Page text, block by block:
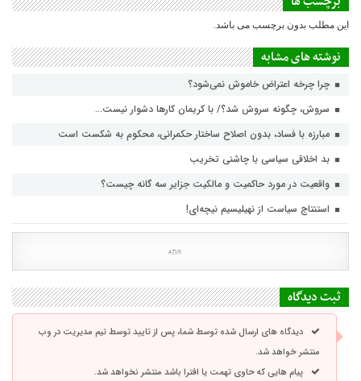
این مطلب بدون برچسب می باشد.
نوشته های مشابه
چرا چرخه اعتراض خاموش نمی‌شود؟
سروش، چگونه سروش شد؟/ با کریمان کارها دشوار نیست…
مبارزه با فساد، بدون اصلاح ساختار حکمرانی، محکوم به شکست است
بد اخلاقی سیاسی با چاشنی تخریب
واقعیت در مورد حاکمیت و مالکیت جزایر سه گانه چیست؟
استنتاج سیاست از نهیلیسیم نیچه‌ای!
ثبت دیدگاه
دیدگاه های ارسال شده توسط شما، پس از تایید توسط تیم مدیریت در وب
منتشر خواهد شد.
پیام هایی که حاوی تهمت یا افترا باشد منتشر نخواهد شد.